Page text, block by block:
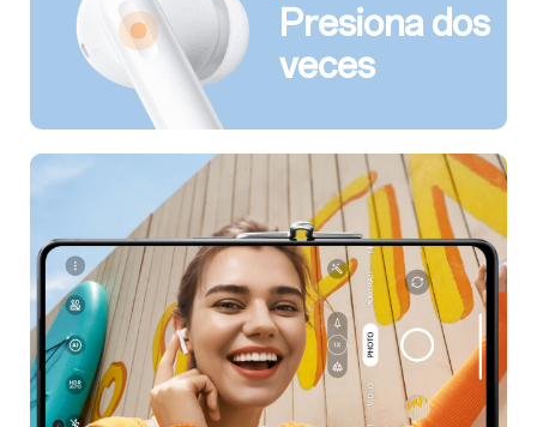
Presiona dos
veces